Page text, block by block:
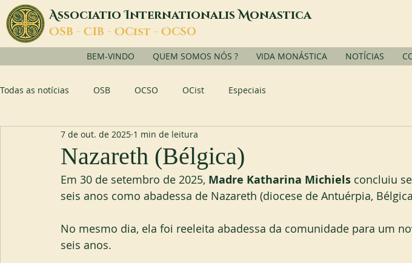
AssociatioInternationalisMonastica
OSB - CIB - OCist - OCSO
BEM-VINDO QUEM SOMOS NÓS ? VIDA MONÁSTICA NOTÍCIAS
Todas as notícias OSB OCSO OCist Especiais
Nazareth (Bélgica)
7 de out. de 2025 1 min de leitura
Em 30 de setembro de 2025, Madre Katharina Michiels concluiu
seis anos como abadessa de Nazareth (diocese de Antuérpia,
No mesmo dia, ela foi reeleita abadessa da comunidade para um
seis anos.